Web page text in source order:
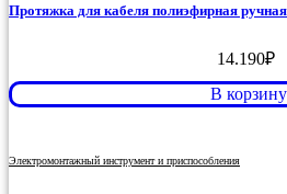
Протяжка для кабеля полиэфирная
14.190₽
В корзину
Электромонтажный инструмент и приспособления